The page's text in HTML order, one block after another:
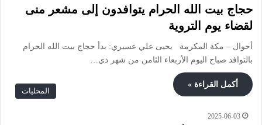
حجاج بيت الله الحرام يتوافدون إلى مشعر منى
لقضاء يوم التروية
أحوال – مكة المكرمة يحيى علي عسيري: بدأ حجاج بيت الله الحرام
بالتوافد صباح اليوم الأربعاء الثامن من شهر ذي…
أكمل القراءة »
المحليات
2025-06-03